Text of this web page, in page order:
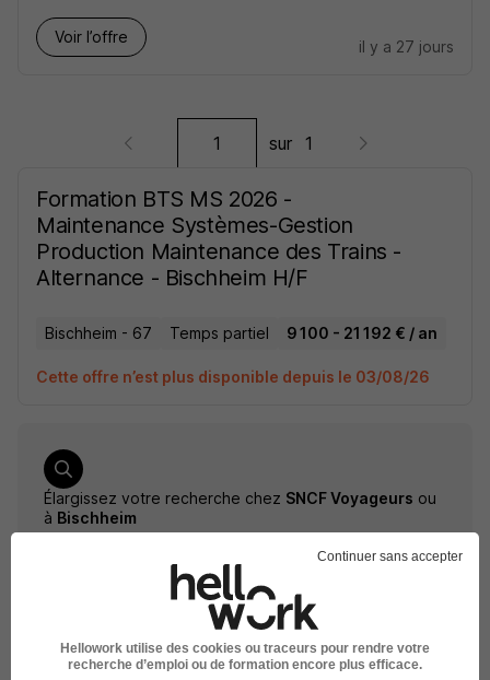
Voir l’offre
il y a 27 jours
sur 1
Formation BTS MS 2026 -
Maintenance Systèmes-Gestion
Production Maintenance des Trains -
Alternance - Bischheim H/F
Bischheim - 67 Temps partiel 9 100 - 21 192 € / an
Cette offre n’est plus disponible depuis le 03/08/26
Élargissez votre recherche chez SNCF Voyageurs ou
à Bischheim
Emploi Bischheim
Entreprise Bischheim
Continuer sans accepter
Hellowork utilise des cookies ou traceurs pour rendre votre
recherche d’emploi ou de formation encore plus efficace.